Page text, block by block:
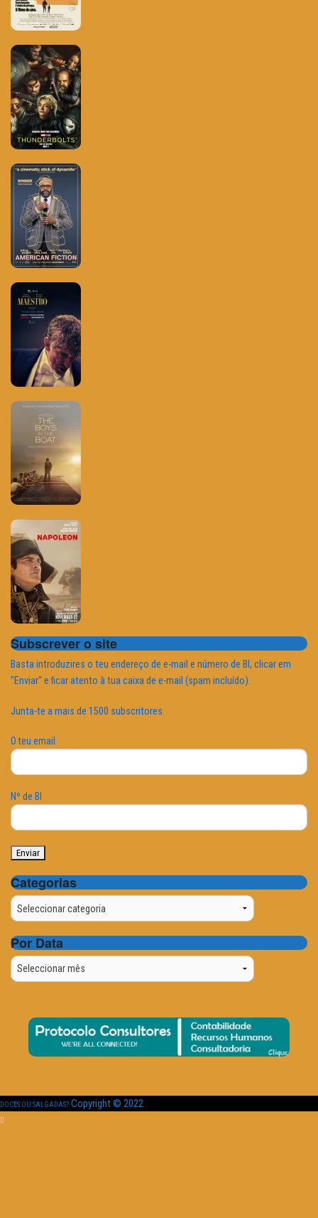
Subscrever o site
Basta introduzires o teu endereço de e-mail e número de BI, clicar em
"Enviar" e ficar atento à tua caixa de e-mail (spam incluído).
Junta-te a mais de 1500 subscritores.
O teu email
Nº de BI
Categorias
Categorias
Por Data
Por
Data
DOCES OU SALGADAS? Copyright © 2022